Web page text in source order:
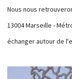
Nous nous
13004 Marseille -
échanger autour de